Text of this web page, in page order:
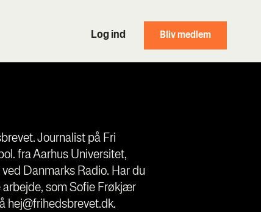
Log ind Bliv medlem
Journalist på Fri
fra Aarhus Universitet,
Danmarks Radio. Har du
som Sofie Frøkjær
hej@frihedsbrevet.dk.